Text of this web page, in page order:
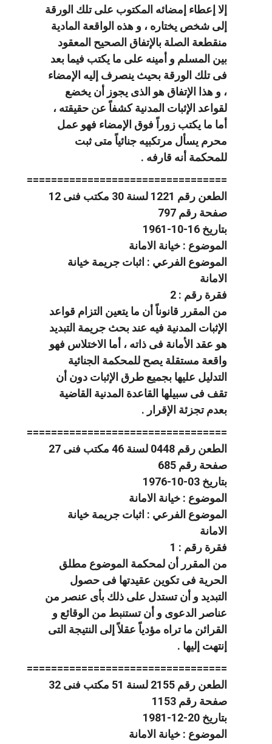
إلا إعطاء إمضائه المكتوب على تلك الورقة
إلى شخص يختاره ، و هذه الواقعة المادية
منقطعة الصلة بالإتفاق الصحيح المعقود
بين المسلم و أمينه على ما يكتب فيما بعد
فى تلك الورقة بحيث ينصرف إليه الإمضاء
، و هذا الإتفاق هو الذى يجوز أن يخضع
لقواعد الإثبات المدنية كشفاً عن حقيقته ،
أما ما يكتب زوراً فوق الإمضاء فهو عمل
محرم يسأل مرتكبيه جنائياً متى ثبت
للمحكمة أنه قارفه .
=================================
الطعن رقم 1221 لسنة 30 مكتب فنى 12
صفحة رقم 797
بتاريخ 16-10-1961
الموضوع : خيانة الامانة
الموضوع الفرعي : اثبات جريمة خيانة
الامانة
فقرة رقم : 2
من المقرر قانوناً أن ما يتعين التزام قواعد
الإثبات المدنية فيه عند بحث جريمة التبديد
هو عقد الأمانة فى ذاته ، أما الاختلاس فهو
واقعة مستقلة يصح للمحكمة الجنائية
التدليل عليها بجميع طرق الإثبات دون أن
تقف فى سبيلها القاعدة المدنية القاضية
بعدم تجزئة الإقرار .
=================================
الطعن رقم 0448 لسنة 46 مكتب فنى 27
صفحة رقم 685
بتاريخ 03-10-1976
الموضوع : خيانة الامانة
الموضوع الفرعي : اثبات جريمة خيانة
الامانة
فقرة رقم : 1
من المقرر أن لمحكمة الموضوع مطلق
الحرية فى تكوين عقيدتها فى حصول
التبديد و أن تستدل على ذلك بأى عنصر من
عناصر الدعوى و أن تستنبط من الوقائع و
القرائن ما تراه مؤدياً عقلاً إلى النتيجة التى
إنتهت إليها .
=================================
الطعن رقم 2155 لسنة 51 مكتب فنى 32
صفحة رقم 1153
بتاريخ 20-12-1981
الموضوع : خيانة الامانة